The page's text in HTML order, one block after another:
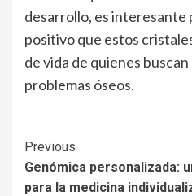
desarrollo, es interesante
positivo que estos
de vida de quienes
problemas óseos.
Continue
Reading
Previous
Genómica personalizada:
para la medicina